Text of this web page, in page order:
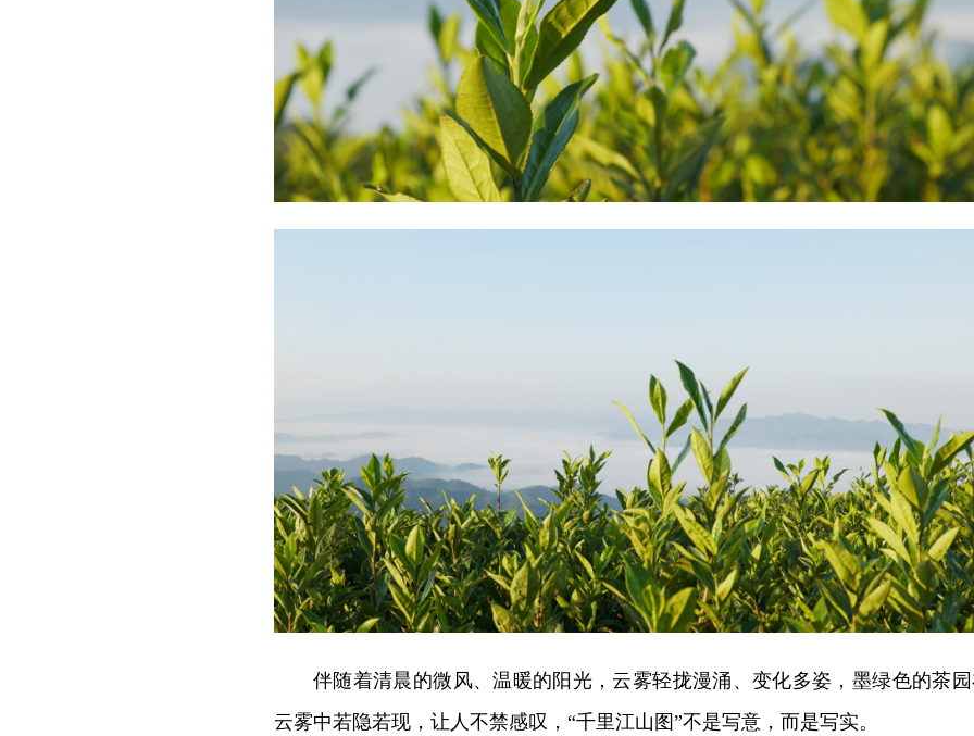
伴随着清晨的微风、温暖的阳光，云雾轻拢漫涌、变化多姿，墨绿色的茶
云雾中若隐若现，让人不禁感叹，“千里江山图”不是写意，而是写实。